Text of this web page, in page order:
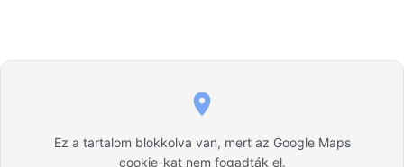
Ez a tartalom blokkolva van, mert az Google Maps
cookie-kat nem fogadták el.